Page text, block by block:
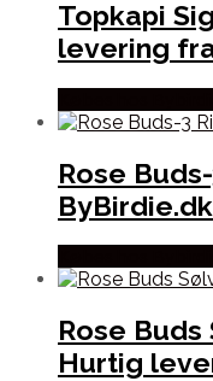
Topkapi
levering
Rose
Rose Buds
Hurtig